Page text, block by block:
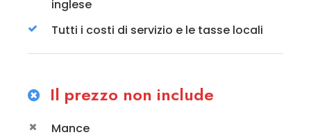
inglese
Tutti i costi di servizio e le tasse locali
Il prezzo non include
Mance